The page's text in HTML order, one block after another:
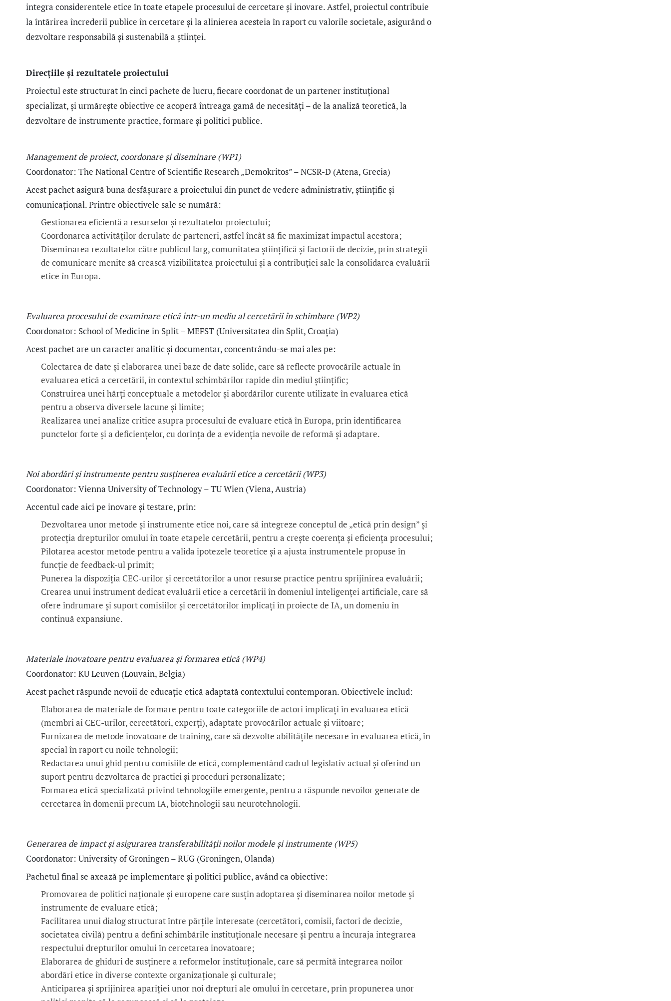
integra considerentele etice în toate etapele procesului de cercetare și inovare. Astfel, proiectul contribuie
la întărirea încrederii publice în cercetare și la alinierea acesteia în raport cu valorile societale, asigurând o
dezvoltare responsabilă și sustenabilă a științei.
Direcțiile și rezultatele proiectului
Proiectul este structurat în cinci pachete de lucru, fiecare coordonat de un partener instituțional
specializat, și urmărește obiective ce acoperă întreaga gamă de necesități – de la analiză teoretică, la
dezvoltare de instrumente practice, formare și politici publice.
Management de proiect, coordonare și diseminare (WP1)
Coordonator: The National Centre of Scientific Research „Demokritos” – NCSR-D (Atena, Grecia)
Acest pachet asigură buna desfășurare a proiectului din punct de vedere administrativ, științific și
comunicațional. Printre obiectivele sale se numără:
Gestionarea eficientă a resurselor și rezultatelor proiectului;
Coordonarea activităților derulate de parteneri, astfel încât să fie maximizat impactul acestora;
Diseminarea rezultatelor către publicul larg, comunitatea științifică și factorii de decizie, prin strategii
de comunicare menite să crească vizibilitatea proiectului și a contribuției sale la consolidarea evaluării
etice în Europa.
Evaluarea procesului de examinare etică într-un mediu al cercetării în schimbare (WP2)
Coordonator: School of Medicine in Split – MEFST (Universitatea din Split, Croația)
Acest pachet are un caracter analitic și documentar, concentrându-se mai ales pe:
Colectarea de date și elaborarea unei baze de date solide, care să reflecte provocările actuale în
evaluarea etică a cercetării, în contextul schimbărilor rapide din mediul științific;
Construirea unei hărți conceptuale a metodelor și abordărilor curente utilizate în evaluarea etică
pentru a observa diversele lacune și limite;
Realizarea unei analize critice asupra procesului de evaluare etică în Europa, prin identificarea
punctelor forte și a deficiențelor, cu dorința de a evidenția nevoile de reformă și adaptare.
Noi abordări și instrumente pentru susținerea evaluării etice a cercetării (WP3)
Coordonator: Vienna University of Technology – TU Wien (Viena, Austria)
Accentul cade aici pe inovare și testare, prin:
Dezvoltarea unor metode și instrumente etice noi, care să integreze conceptul de „etică prin design” și
protecția drepturilor omului în toate etapele cercetării, pentru a crește coerența și eficiența procesului;
Pilotarea acestor metode pentru a valida ipotezele teoretice și a ajusta instrumentele propuse în
funcție de feedback-ul primit;
Punerea la dispoziția CEC-urilor și cercetătorilor a unor resurse practice pentru sprijinirea evaluării;
Crearea unui instrument dedicat evaluării etice a cercetării în domeniul inteligenței artificiale, care să
ofere îndrumare și suport comisiilor și cercetătorilor implicați în proiecte de IA, un domeniu în
continuă expansiune.
Materiale inovatoare pentru evaluarea și formarea etică (WP4)
Coordonator: KU Leuven (Louvain, Belgia)
Acest pachet răspunde nevoii de educație etică adaptată contextului contemporan. Obiectivele includ:
Elaborarea de materiale de formare pentru toate categoriile de actori implicați în evaluarea etică
(membri ai CEC-urilor, cercetători, experți), adaptate provocărilor actuale și viitoare;
Furnizarea de metode inovatoare de training, care să dezvolte abilitățile necesare în evaluarea etică, în
special în raport cu noile tehnologii;
Redactarea unui ghid pentru comisiile de etică, complementând cadrul legislativ actual și oferind un
suport pentru dezvoltarea de practici și proceduri personalizate;
Formarea etică specializată privind tehnologiile emergente, pentru a răspunde nevoilor generate de
cercetarea în domenii precum IA, biotehnologii sau neurotehnologii.
Generarea de impact și asigurarea transferabilității noilor modele și instrumente (WP5)
Coordonator: University of Groningen – RUG (Groningen, Olanda)
Pachetul final se axează pe implementare și politici publice, având ca obiective:
Promovarea de politici naționale și europene care susțin adoptarea și diseminarea noilor metode și
instrumente de evaluare etică;
Facilitarea unui dialog structurat între părțile interesate (cercetători, comisii, factori de decizie,
societatea civilă) pentru a defini schimbările instituționale necesare și pentru a încuraja integrarea
respectului drepturilor omului în cercetarea inovatoare;
Elaborarea de ghiduri de susținere a reformelor instituționale, care să permită integrarea noilor
abordări etice în diverse contexte organizaționale și culturale;
Anticiparea și sprijinirea apariției unor noi drepturi ale omului în cercetare, prin propunerea unor